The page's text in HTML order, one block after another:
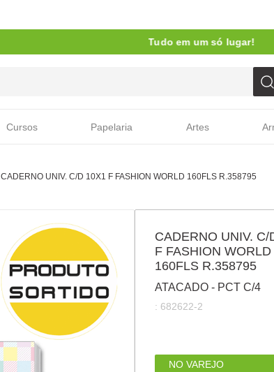
Tudo em um só lugar!
Cursos Papelaria Artes
CADERNO UNIV. C/D 10X1 F FASHION WORLD 160FLS R.358795
CADERNO UNIV. C/
F FASHION WORLD
160FLS R.358795
ATACADO - PCT C/4
: 682622-2
NO VAREJO